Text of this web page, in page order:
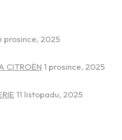
prosince, 2025
CITROËN 1 prosince, 2025
11 listopadu, 2025